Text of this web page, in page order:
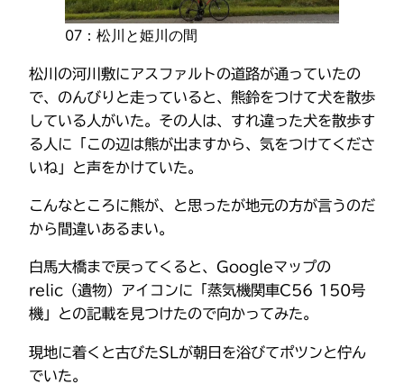
07：松川と姫川の間
松川の河川敷にアスファルトの道路が通っていたの
で、のんびりと走っていると、熊鈴をつけて犬を散歩
している人がいた。その人は、すれ違った犬を散歩す
る人に「この辺は熊が出ますから、気をつけてくださ
いね」と声をかけていた。
こんなところに熊が、と思ったが地元の方が言うのだ
から間違いあるまい。
白馬大橋まで戻ってくると、Googleマップの
relic（遺物）アイコンに「蒸気機関車C56 150号
機」との記載を見つけたので向かってみた。
現地に着くと古びたSLが朝日を浴びてポツンと佇ん
でいた。